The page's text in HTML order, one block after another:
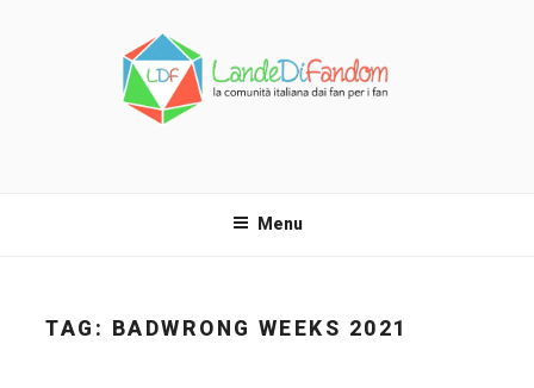
Menu
TAG: BADWRONG WEEKS 2021